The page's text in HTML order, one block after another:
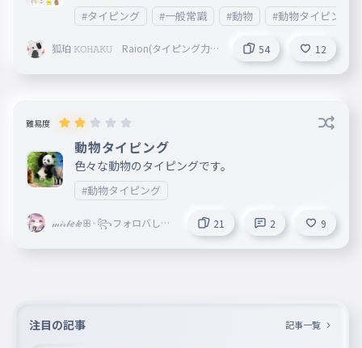
#タイピング #一般常識 #動物 #動物タイピング
狐珀 𝙺𝙾𝙷𝙰𝙺𝚄 Raion(タイピング力向
54 12
難易度
動物タイピング
色々な動物のタイピングです。
#動物タイピング
𝓂𝒾𝓇𝒷ℯ𝓁ℯꕥ𐬹꧂フォロバしま
21 2 9
注目の記事 記事一覧